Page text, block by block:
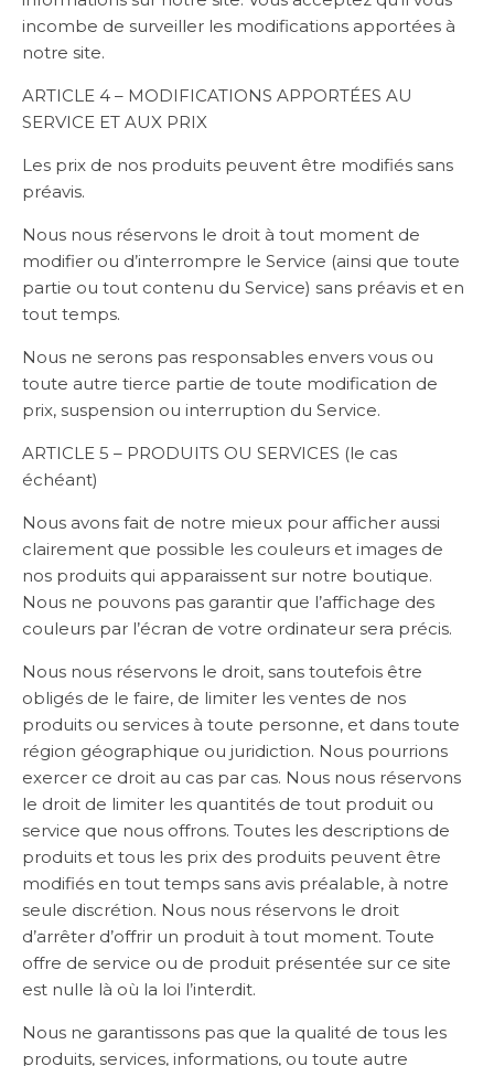
incombe de surveiller les modifications apportées à
notre site.
ARTICLE 4 – MODIFICATIONS APPORTÉES AU
SERVICE ET AUX PRIX
Les prix de nos produits peuvent être modifiés sans
préavis.
Nous nous réservons le droit à tout moment de
modifier ou d’interrompre le Service (ainsi que toute
partie ou tout contenu du Service) sans préavis et en
tout temps.
Nous ne serons pas responsables envers vous ou
toute autre tierce partie de toute modification de
prix, suspension ou interruption du Service.
ARTICLE 5 – PRODUITS OU SERVICES (le cas
échéant)
Nous avons fait de notre mieux pour afficher aussi
clairement que possible les couleurs et images de
nos produits qui apparaissent sur notre boutique.
Nous ne pouvons pas garantir que l’affichage des
couleurs par l’écran de votre ordinateur sera précis.
Nous nous réservons le droit, sans toutefois être
obligés de le faire, de limiter les ventes de nos
produits ou services à toute personne, et dans toute
région géographique ou juridiction. Nous pourrions
exercer ce droit au cas par cas. Nous nous réservons
le droit de limiter les quantités de tout produit ou
service que nous offrons. Toutes les descriptions de
produits et tous les prix des produits peuvent être
modifiés en tout temps sans avis préalable, à notre
seule discrétion. Nous nous réservons le droit
d’arrêter d’offrir un produit à tout moment. Toute
offre de service ou de produit présentée sur ce site
est nulle là où la loi l’interdit.
Nous ne garantissons pas que la qualité de tous les
produits, services, informations, ou toute autre